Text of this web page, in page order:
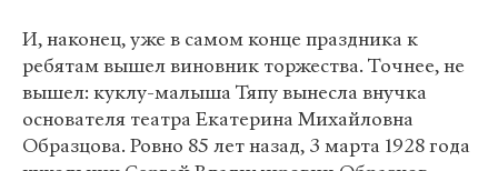
И, наконец, уже в самом конце праздника к
ребятам вышел виновник торжества. Точнее, не
вышел: куклу-малыша Тяпу вынесла внучка
основателя театра Екатерина Михайловна
Образцова. Ровно 85 лет назад, 3 марта 1928 года